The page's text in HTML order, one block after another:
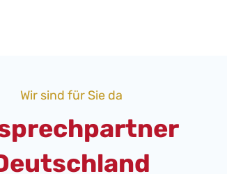
Wir sind für Sie da